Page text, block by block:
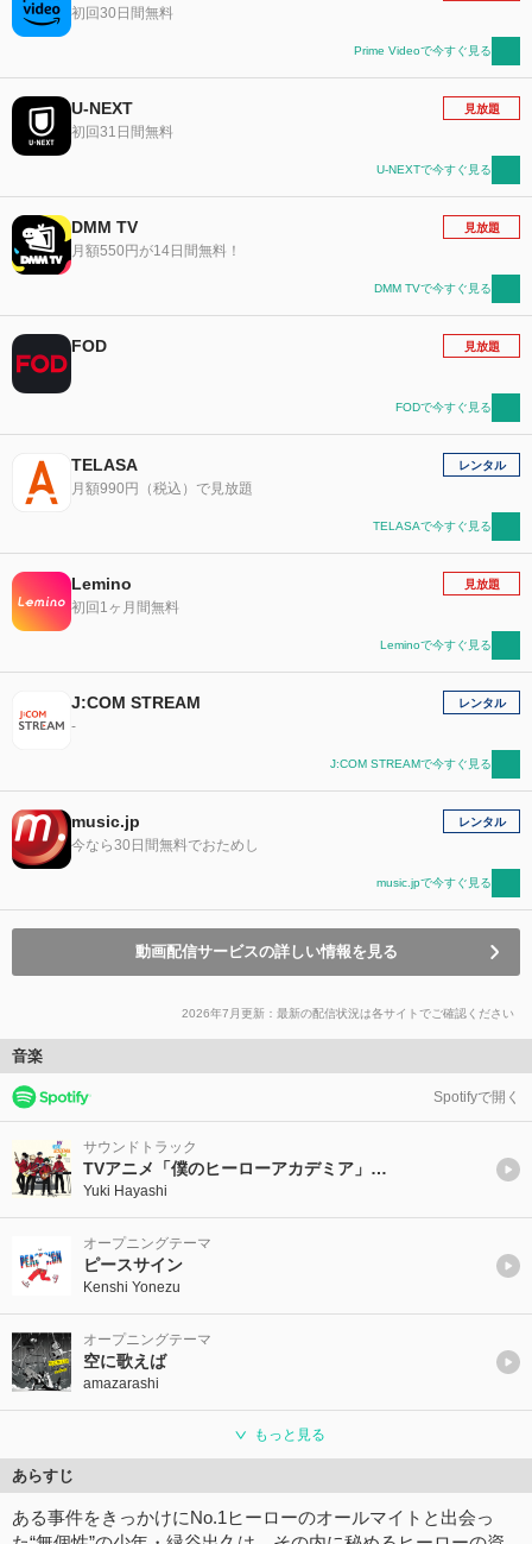
初回30日間無料
Prime Videoで今すぐ見る
U-NEXT
初回31日間無料
見放題
U-NEXTで今すぐ見る
DMM TV
月額550円が14日間無料！
見放題
DMM TVで今すぐ見る
FOD 見放題
FODで今すぐ見る
TELASA
月額990円（税込）で見放題
レンタル
TELASAで今すぐ見る
Lemino
初回1ヶ月間無料
見放題
Leminoで今すぐ見る
J:COM STREAM
-
レンタル
J:COM STREAMで今すぐ見る
music.jp
今なら30日間無料でおためし
レンタル
music.jpで今すぐ見る
動画配信サービスの詳しい情報を見る
2026年7月更新：最新の配信状況は各サイトでご確認ください
音楽
Spotifyで開く
サウンドトラック
TVアニメ「僕のヒーローアカデミア」2nd オリジナル・サウンドトラック
Yuki Hayashi
オープニングテーマ
ピースサイン
Kenshi Yonezu
オープニングテーマ
空に歌えば
amazarashi
もっと見る
あらすじ
ある事件をきっかけにNo.1ヒーローのオールマイトと出会っ